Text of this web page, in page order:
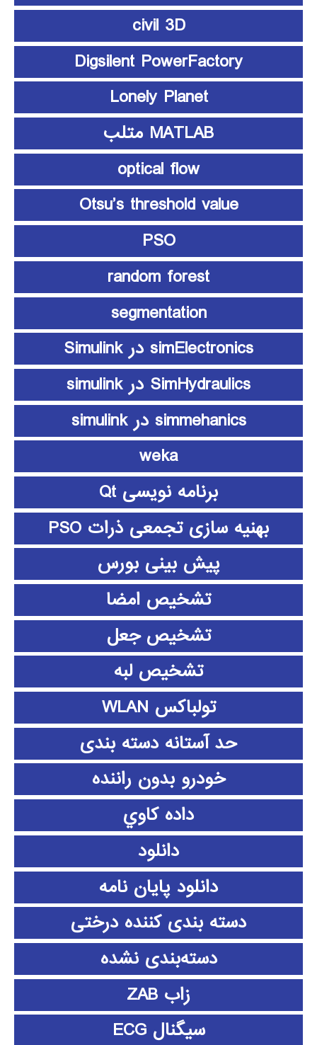
civil 3D
Digsilent PowerFactory
Lonely Planet
MATLAB متلب
optical flow
Otsu’s threshold value
PSO
random forest
segmentation
simElectronics در Simulink
SimHydraulics در simulink
simmehanics در simulink
weka
برنامه نویسی Qt
بهنیه سازی تجمعی ذرات PSO
پیش بینی بورس
تشخیص امضا
تشخیص جعل
تشخیص لبه
تولباکس WLAN
حد آستانه دسته بندی
خودرو بدون راننده
داده كاوي
دانلود
دانلود پايان نامه
دسته بندی کننده درختی
دسته‌بندی نشده
زاب ZAB
سیگنال ECG